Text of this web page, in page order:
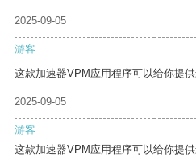
2025-09-05
游客
这款加速器VPM应用程序可以给你提
2025-09-05
游客
这款加速器VPM应用程序可以给你提